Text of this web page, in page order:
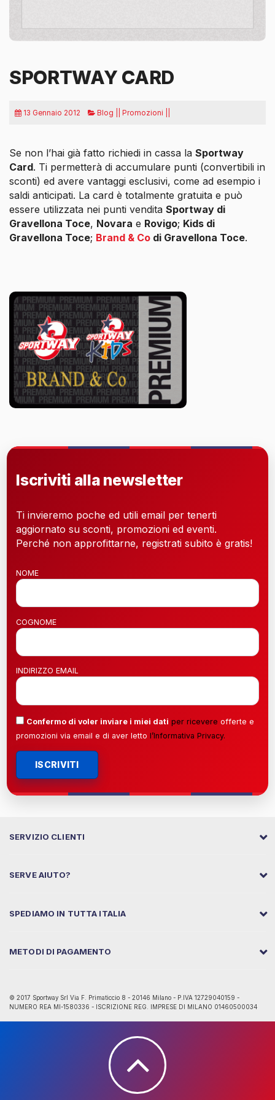
SPORTWAY CARD
13 Gennaio 2012 Blog || Promozioni ||
Se non l’hai già fatto richiedi in cassa la Sportway
Card. Ti permetterà di accumulare punti (convertibili in
sconti) ed avere vantaggi esclusivi, come ad esempio i
saldi anticipati. La card è totalmente gratuita e può
essere utilizzata nei punti vendita Sportway di
Gravellona Toce, Novara e Rovigo; Kids di
Gravellona Toce; Brand & Co di Gravellona Toce.
Iscriviti alla newsletter
Ti invieremo poche ed utili email per tenerti
aggiornato su sconti, promozioni ed eventi.
Perché non approfittarne, registrati subito è gratis!
NOME
COGNOME
INDIRIZZO EMAIL
Confermo di voler inviare i miei dati per ricevere offerte e
promozioni via email e di aver letto l’Informativa Privacy.
ISCRIVITI
SERVIZIO CLIENTI
SERVE AIUTO?
SPEDIAMO IN TUTTA ITALIA
METODI DI PAGAMENTO
© 2017 Sportway Srl Via F. Primaticcio 8 - 20146 Milano - P.IVA 12729040159 -
NUMERO REA MI-1580336 - ISCRIZIONE REG. IMPRESE DI MILANO 01460500034